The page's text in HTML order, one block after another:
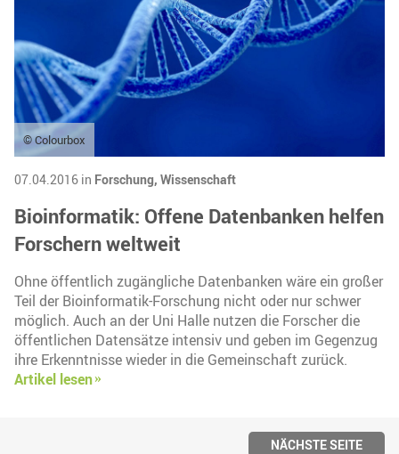
© Colourbox
07.04.2016 in Forschung, Wissenschaft
Bioinformatik: Offene Datenbanken helfen
Forschern weltweit
Ohne öffentlich zugängliche Datenbanken wäre ein großer
Teil der Bioinformatik-Forschung nicht oder nur schwer
möglich. Auch an der Uni Halle nutzen die Forscher die
öffentlichen Datensätze intensiv und geben im Gegenzug
ihre Erkenntnisse wieder in die Gemeinschaft zurück.
Artikel lesen
NÄCHSTE SEITE